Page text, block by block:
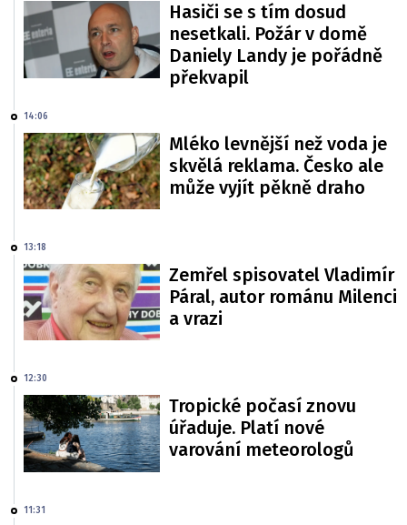
Hasiči se s tím dosud
nesetkali. Požár v domě
Daniely Landy je pořádně
překvapil
14:06
Mléko levnější než voda je
skvělá reklama. Česko ale
může vyjít pěkně draho
13:18
Zemřel spisovatel Vladimír
Páral, autor románu Milenci
a vrazi
12:30
Tropické počasí znovu
úřaduje. Platí nové
varování meteorologů
11:31